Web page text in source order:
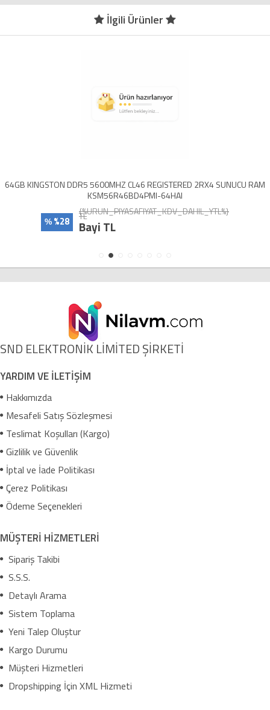
İlgili Ürünler
64GB KINGSTON DDR5 5600MHZ CL46 REGISTERED 2RX4 SUNUCU RAM
KSM56R46BD4PMI-64HAI
% %28
{%URUN_PIYASAFIYAT_KDV_DAHIL_YTL%}
TL
Bayi TL
SND ELEKTRONİK LİMİTED ŞİRKETİ
YARDIM VE İLETİŞİM
Hakkımızda
Mesafeli Satış Sözleşmesi
Teslimat Koşulları (Kargo)
Gizlilik ve Güvenlik
İptal ve İade Politikası
Çerez Politikası
Ödeme Seçenekleri
MÜŞTERİ HİZMETLERİ
Sipariş Takibi
S.S.S.
Detaylı Arama
Sistem Toplama
Yeni Talep Oluştur
Kargo Durumu
Müşteri Hizmetleri
Dropshipping İçin XML Hizmeti